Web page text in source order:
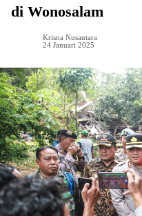
di Wonosalam
Krisna Nusantara
24 Januari 2025